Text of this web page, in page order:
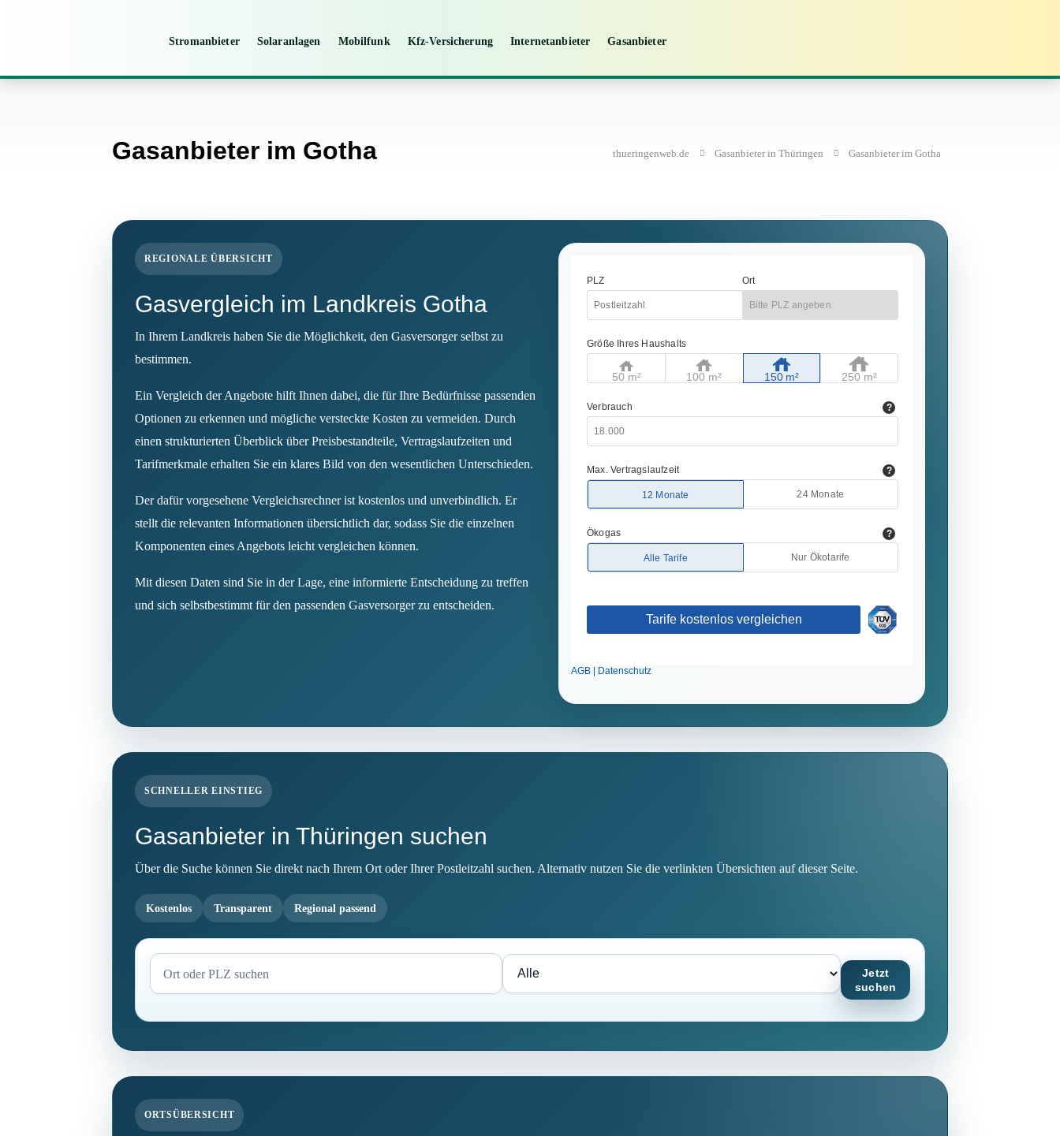
Stromanbieter Solaranlagen Mobilfunk Kfz-Versicherung Internetanbieter Gasanbieter
Gasanbieter im Gotha thueringenweb.de Gasanbieter in Thüringen Gasanbieter im Gotha
REGIONALE ÜBERSICHT
Gasvergleich im Landkreis Gotha
In Ihrem Landkreis haben Sie die Möglichkeit, den Gasversorger selbst zu
bestimmen.
Ein Vergleich der Angebote hilft Ihnen dabei, die für Ihre Bedürfnisse passenden
Optionen zu erkennen und mögliche versteckte Kosten zu vermeiden. Durch
einen strukturierten Überblick über Preisbestandteile, Vertragslaufzeiten und
Tarifmerkmale erhalten Sie ein klares Bild von den wesentlichen Unterschieden.
Der dafür vorgesehene Vergleichsrechner ist kostenlos und unverbindlich. Er
stellt die relevanten Informationen übersichtlich dar, sodass Sie die einzelnen
Komponenten eines Angebots leicht vergleichen können.
Mit diesen Daten sind Sie in der Lage, eine informierte Entscheidung zu treffen
und sich selbstbestimmt für den passenden Gasversorger zu entscheiden.
SCHNELLER EINSTIEG
Gasanbieter in Thüringen suchen
Über die Suche können Sie direkt nach Ihrem Ort oder Ihrer Postleitzahl suchen. Alternativ nutzen Sie die verlinkten Übersichten auf dieser Seite.
Kostenlos Transparent Regional passend
Jetzt
suchen
ORTSÜBERSICHT